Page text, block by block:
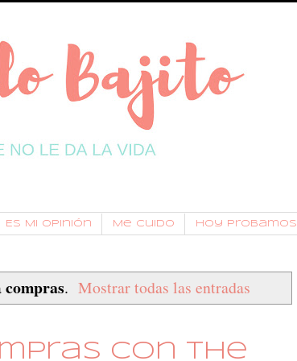
Es Mi Opinión Me Cuido Hoy Probamos
compras. Mostrar todas las entradas
con The